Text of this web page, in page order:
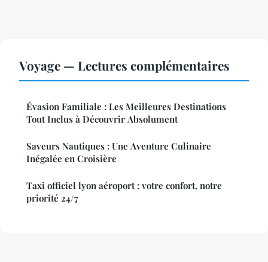
Voyage — Lectures complémentaires
Évasion Familiale : Les Meilleures Destinations
Tout Inclus à Découvrir Absolument
Saveurs Nautiques : Une Aventure Culinaire
Inégalée en Croisière
Taxi officiel lyon aéroport : votre confort, notre
priorité 24/7